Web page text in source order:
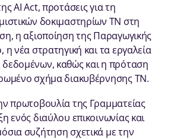
ΑΙ Act, προτάσεις για τη
δοκιμαστηρίων ΤΝ στη
η αξιοποίηση της Παραγωγικής
νέα στρατηγική και τα εργαλεία
καθώς και η πρόταση
σχήμα διακυβέρνησης ΤΝ.
πρωτοβουλία της Γραμματείας
ενός διαύλου επικοινωνίας και
συζήτηση σχετικά με την